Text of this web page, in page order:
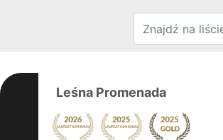
Leśna Promenada